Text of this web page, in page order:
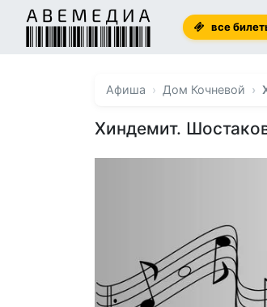
все
Афиша Дом Кочневой
Хиндемит.